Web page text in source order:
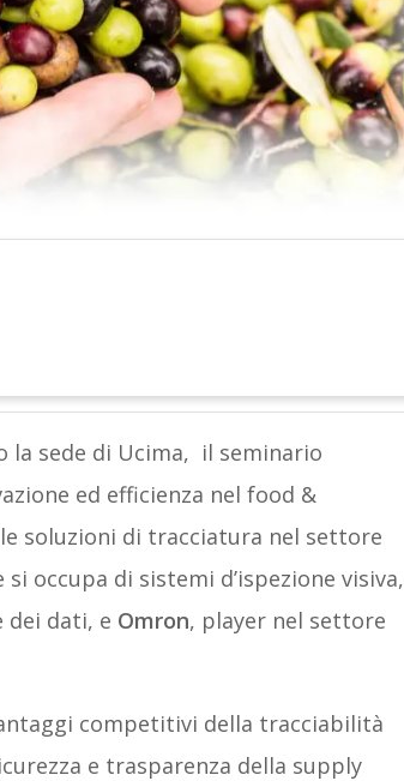
la sede di Ucima, il seminario
ed efficienza nel food &
soluzioni di tracciatura nel settore
si occupa di sistemi d’ispezione visiva,
dati, e Omron, player nel settore
competitivi della tracciabilità
e trasparenza della supply